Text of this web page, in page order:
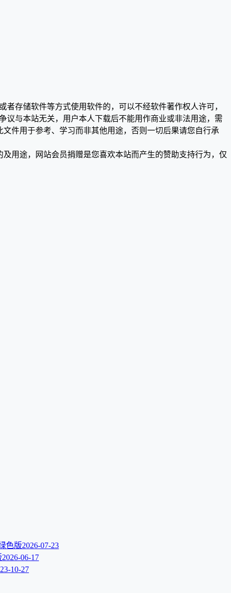
存储软件等方式使用软件的，可以不经软件著作权人许可，
议与本站无关，用户本人下载后不能用作商业或非法用途，需
件用于参考、学习而非其他用途，否则一切后果请您自行承
用途，网站会员捐赠是您喜欢本站而产生的赞助支持行为，仅
色版2026-07-23
2026-06-17
10-27